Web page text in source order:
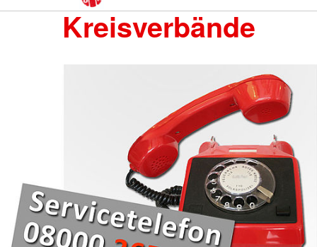
Kreisverbände